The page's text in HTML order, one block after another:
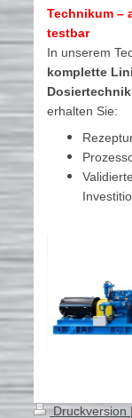
Technikum –
testbar
In unserem
komplette
Dosiertechnik
erhalten Sie:
Druckversion |